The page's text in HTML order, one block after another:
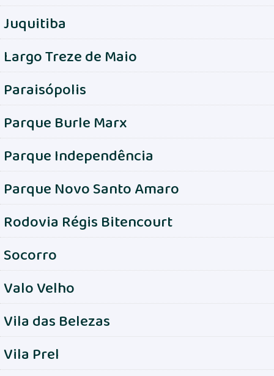
Juquitiba
Largo Treze de Maio
Paraisópolis
Parque Burle Marx
Parque Independência
Parque Novo Santo Amaro
Rodovia Régis Bitencourt
Socorro
Valo Velho
Vila das Belezas
Vila Prel